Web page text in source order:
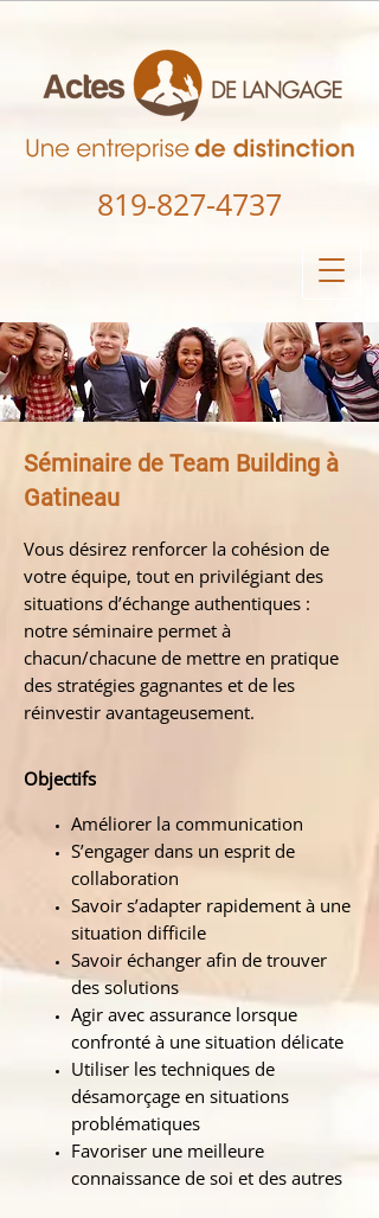
819-827-4737
Séminaire de Team Building à
Gatineau
Vous désirez renforcer la cohésion de
votre équipe, tout en privilégiant des
situations d’échange authentiques :
notre séminaire permet à
chacun/chacune de mettre en pratique
des stratégies gagnantes et de les
réinvestir avantageusement.
Objectifs
Améliorer la communication
S’engager dans un esprit de
collaboration
Savoir s’adapter rapidement à une
situation difficile
Savoir échanger afin de trouver
des solutions
Agir avec assurance lorsque
confronté à une situation délicate
Utiliser les techniques de
désamorçage en situations
problématiques
Favoriser une meilleure
connaissance de soi et des autres